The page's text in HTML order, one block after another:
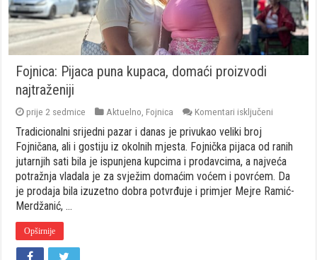
Fojnica: Pijaca puna kupaca, domaći proizvodi
najtraženiji
prije 2 sedmice Aktuelno, Fojnica Komentari isključeni
puna
kupaca,
domaći
proizvodi
najtraženiji
Tradicionalni srijedni pazar i danas je privukao veliki broj
Fojničana, ali i gostiju iz okolnih mjesta. Fojnička pijaca od ranih
jutarnjih sati bila je ispunjena kupcima i prodavcima, a najveća
potražnja vladala je za svježim domaćim voćem i povrćem. Da
je prodaja bila izuzetno dobra potvrđuje i primjer Mejre Ramić-
Merdžanić, …
Opširnije